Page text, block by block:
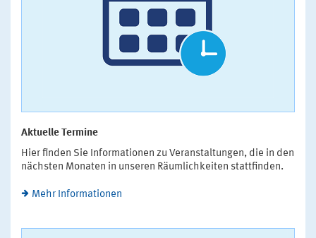
Aktuelle Termine
Hier finden Sie Informationen zu Veranstaltungen, die in den
nächsten Monaten in unseren Räumlichkeiten stattfinden.
Mehr Informationen